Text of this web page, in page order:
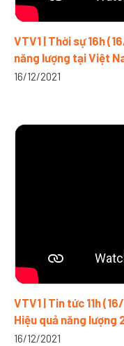
VTV1 | Thời sự 16h
năng lượng tại Việt
16/12/2021
VTV1 | Tin tức 11h
Hiệu quả năng lượng
16/12/2021